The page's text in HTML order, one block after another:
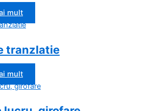
mult
tranzlatie
mult